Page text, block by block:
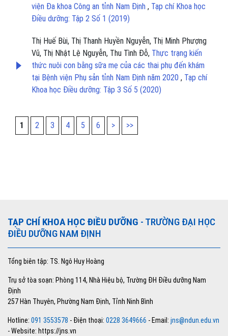
viện Đa khoa Công an tỉnh Nam Định , Tạp chí Khoa học
Điều dưỡng: Tập 2 Số 1 (2019)
Thị Huế Bùi, Thị Thanh Huyền Nguyễn, Thị Minh Phượng
Vũ, Thị Nhật Lệ Nguyễn, Thu Tình Đỗ, Thực trạng kiến
thức nuôi con bằng sữa mẹ của các thai phụ đến khám
tại Bệnh viện Phụ sản tỉnh Nam Định năm 2020 , Tạp chí
Khoa học Điều dưỡng: Tập 3 Số 5 (2020)
1 2 3 4 5 6 > >>
TẠP CHÍ KHOA HỌC ĐIỀU DƯỠNG - TRƯỜNG ĐẠI HỌC
ĐIỀU DƯỠNG NAM ĐỊNH
Tổng biên tập: TS. Ngô Huy Hoàng
Trụ sở tòa soạn: Phòng 114, Nhà Hiệu bộ, Trường ĐH Điều dưỡng Nam
Định
257 Hàn Thuyên, Phường Nam Định, Tỉnh Ninh Bình
Hotline: 091 3553578 - Điện thoại: 0228 3649666 - Email: jns@ndun.edu.vn
- Website: https://jns.vn